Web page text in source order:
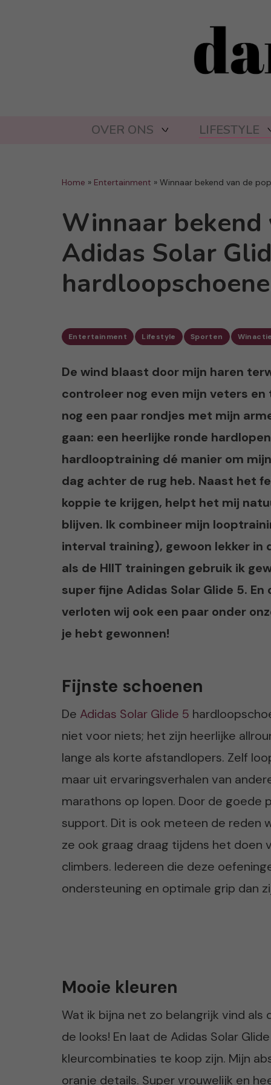
OVER ONS LIFESTYLE
Home » Entertainment » Winnaar bekend van de
Winnaar
Adidas Solar
Entertainment Lifestyle Sporten
De wind blaast door mijn haren
controleer nog even mijn veters
nog een paar rondjes met mijn
gaan: een heerlijke ronde
hardlooptraining dé manier om
dag achter de rug heb. Naast het
koppie te krijgen, helpt het mij
blijven. Ik combineer mijn
interval training), gewoon lekker
als de HIIT trainingen gebruik ik
super fijne Adidas Solar Glide 5.
verloten wij ook een paar onder
je hebt gewonnen!
Fijnste schoenen
De Adidas Solar Glide 5
niet voor niets; het zijn heerlijke
lange als korte afstandlopers. Zelf
maar uit ervaringsverhalen van
marathons op lopen. Door de
support. Dit is ook meteen de reden
ze ook graag draag tijdens het doen
climbers. Iedereen die deze
ondersteuning en optimale grip dan
Mooie kleuren
Wat ik bijna net zo belangrijk vind
de looks! En laat de Adidas Solar
kleurcombinaties te koop zijn. Mijn
oranje details. Super vrouwelijk en